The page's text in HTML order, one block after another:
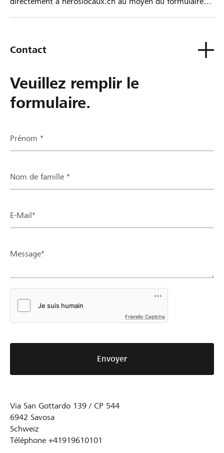
Contact
Veuillez remplir le
formulaire.
Prénom *
Nom de famille *
E-Mail*
Message*
Friendly Captcha
Envoyer
Via San Gottardo 139 / CP 544
6942 Savosa
Schweiz
Téléphone +41919610101